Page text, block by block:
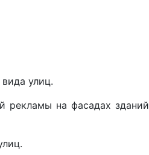
улиц.
рекламы на фасадах зданий